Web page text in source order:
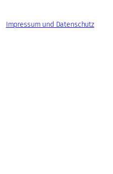
Impressum und Datenschutz